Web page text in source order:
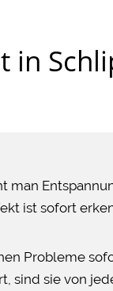
in
man
ist sofort
Probleme
sind sie von